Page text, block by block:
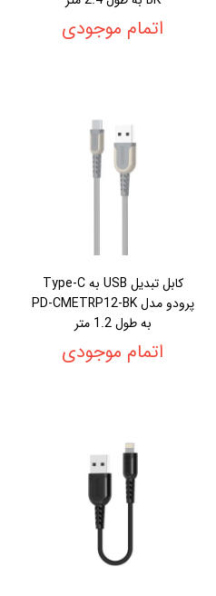
اتمام موجودی
کابل تبدیل USB به Type-C
پرودو مدل PD-CMETRP12-BK
به طول 1.2 متر
اتمام موجودی